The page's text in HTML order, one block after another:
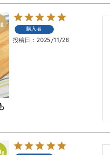
購入者
投稿日 2025/11/28